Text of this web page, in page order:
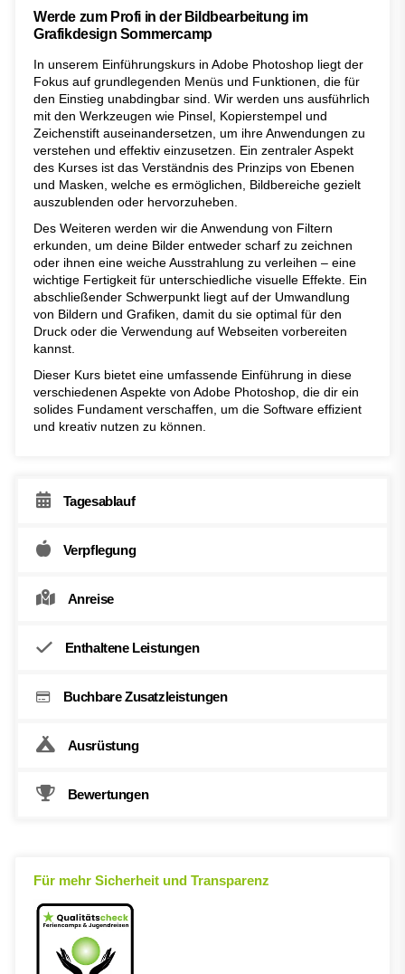
Werde zum Profi in der Bildbearbeitung im
Grafikdesign Sommercamp
In unserem Einführungskurs in Adobe Photoshop liegt der
Fokus auf grundlegenden Menüs und Funktionen, die für
den Einstieg unabdingbar sind. Wir werden uns ausführlich
mit den Werkzeugen wie Pinsel, Kopierstempel und
Zeichenstift auseinandersetzen, um ihre Anwendungen zu
verstehen und effektiv einzusetzen. Ein zentraler Aspekt
des Kurses ist das Verständnis des Prinzips von Ebenen
und Masken, welche es ermöglichen, Bildbereiche gezielt
auszublenden oder hervorzuheben.
Des Weiteren werden wir die Anwendung von Filtern
erkunden, um deine Bilder entweder scharf zu zeichnen
oder ihnen eine weiche Ausstrahlung zu verleihen – eine
wichtige Fertigkeit für unterschiedliche visuelle Effekte. Ein
abschließender Schwerpunkt liegt auf der Umwandlung
von Bildern und Grafiken, damit du sie optimal für den
Druck oder die Verwendung auf Webseiten vorbereiten
kannst.
Dieser Kurs bietet eine umfassende Einführung in diese
verschiedenen Aspekte von Adobe Photoshop, die dir ein
solides Fundament verschaffen, um die Software effizient
und kreativ nutzen zu können.
Tagesablauf
Verpflegung
Anreise
Enthaltene Leistungen
Buchbare Zusatzleistungen
Ausrüstung
Bewertungen
Für mehr Sicherheit und Transparenz